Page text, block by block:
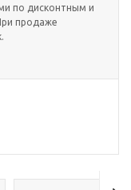
по дисконтным и
продаже